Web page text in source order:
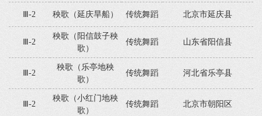
Ⅲ-2 秧歌（延庆旱船） 传统舞蹈 北京市延庆县
Ⅲ-2
秧歌（阳信鼓子秧
歌）
传统舞蹈 山东省阳信县
Ⅲ-2
秧歌（乐亭地秧
歌）
传统舞蹈 河北省乐亭县
Ⅲ-2
秧歌（小红门地秧
歌）
传统舞蹈 北京市朝阳区